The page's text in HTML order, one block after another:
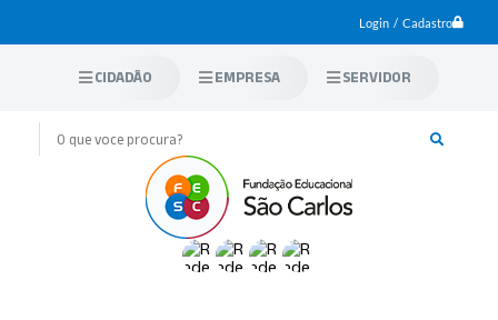
Login / Cadastro
CIDADÃO EMPRESA SERVIDOR